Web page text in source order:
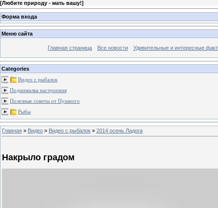
[Любите природу - мать вашу!]
Форма входа
Меню сайта
Главная страница Все новости Удивительные и интересные
Categories
Видео с рыбалок
Поднималка настроения
Полезные советы от Пушного
Рыбы
Главная » Видео » Видео с рыбалок » 2014 осень Ладога
Накрыло градом